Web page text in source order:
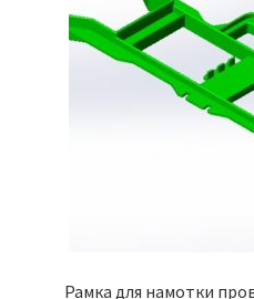
Рамка для намотки